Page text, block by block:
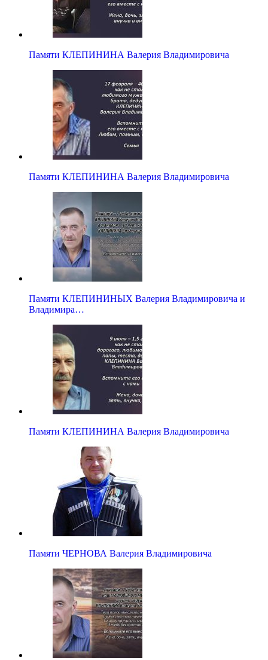
Памяти КЛЕПИНИНА Валерия Владимировича
Памяти КЛЕПИНИНА Валерия Владимировича
Памяти КЛЕПИНИНЫХ Валерия Владимировича и
Владимира…
Памяти КЛЕПИНИНА Валерия Владимировича
Памяти ЧЕРНОВА Валерия Владимировича